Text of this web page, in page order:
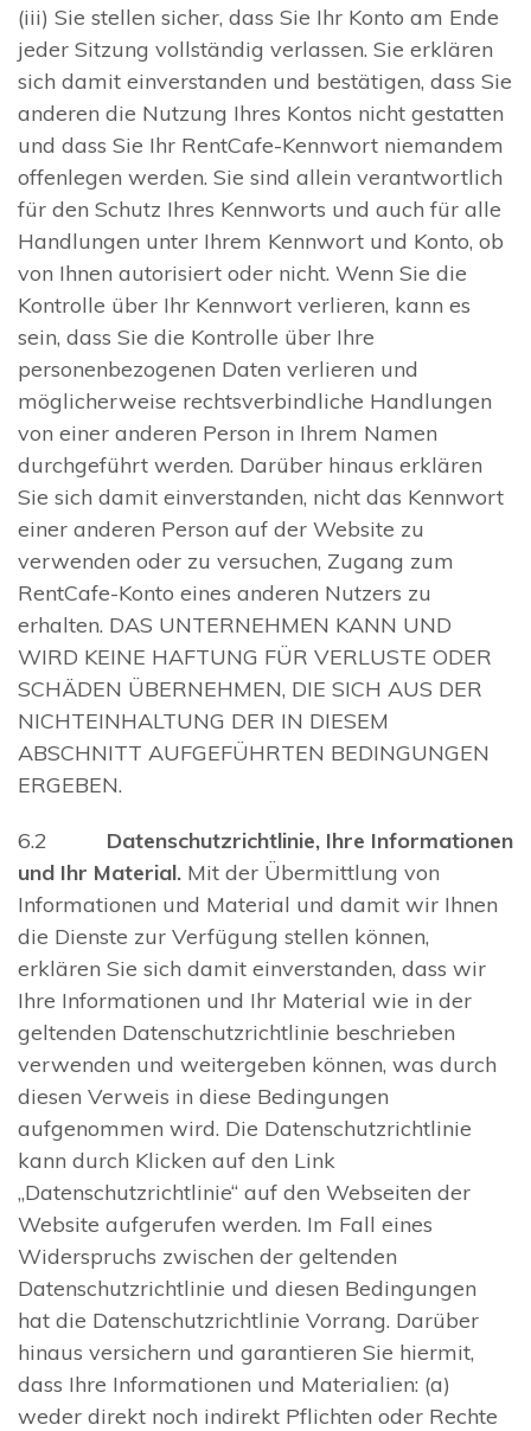
(iii) Sie stellen sicher, dass Sie Ihr Konto am Ende
jeder Sitzung vollständig verlassen. Sie erklären
sich damit einverstanden und bestätigen, dass Sie
anderen die Nutzung Ihres Kontos nicht gestatten
und dass Sie Ihr RentCafe-Kennwort niemandem
offenlegen werden. Sie sind allein verantwortlich
für den Schutz Ihres Kennworts und auch für alle
Handlungen unter Ihrem Kennwort und Konto, ob
von Ihnen autorisiert oder nicht. Wenn Sie die
Kontrolle über Ihr Kennwort verlieren, kann es
sein, dass Sie die Kontrolle über Ihre
personenbezogenen Daten verlieren und
möglicherweise rechtsverbindliche Handlungen
von einer anderen Person in Ihrem Namen
durchgeführt werden. Darüber hinaus erklären
Sie sich damit einverstanden, nicht das Kennwort
einer anderen Person auf der Website zu
verwenden oder zu versuchen, Zugang zum
RentCafe-Konto eines anderen Nutzers zu
erhalten. DAS UNTERNEHMEN KANN UND
WIRD KEINE HAFTUNG FÜR VERLUSTE ODER
SCHÄDEN ÜBERNEHMEN, DIE SICH AUS DER
NICHTEINHALTUNG DER IN DIESEM
ABSCHNITT AUFGEFÜHRTEN BEDINGUNGEN
ERGEBEN.
6.2 Datenschutzrichtlinie, Ihre Informationen
und Ihr Material. Mit der Übermittlung von
Informationen und Material und damit wir Ihnen
die Dienste zur Verfügung stellen können,
erklären Sie sich damit einverstanden, dass wir
Ihre Informationen und Ihr Material wie in der
geltenden Datenschutzrichtlinie beschrieben
verwenden und weitergeben können, was durch
diesen Verweis in diese Bedingungen
aufgenommen wird. Die Datenschutzrichtlinie
kann durch Klicken auf den Link
„Datenschutzrichtlinie“ auf den Webseiten der
Website aufgerufen werden. Im Fall eines
Widerspruchs zwischen der geltenden
Datenschutzrichtlinie und diesen Bedingungen
hat die Datenschutzrichtlinie Vorrang. Darüber
hinaus versichern und garantieren Sie hiermit,
dass Ihre Informationen und Materialien: (a)
weder direkt noch indirekt Pflichten oder Rechte